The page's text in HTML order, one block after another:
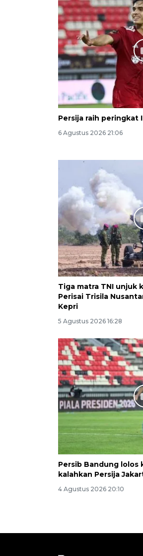
Persija raih peringkat
6 Agustus 2026 21:06
Tiga matra TNI unjuk
Perisai Trisila
Kepri
5 Agustus 2026 16:28
Persib Bandung lolos
kalahkan Persija
4 Agustus 2026 20:10